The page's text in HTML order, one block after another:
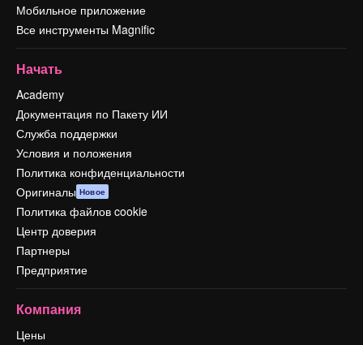
Мобильное приложение
Все инструменты Magnific
Начать
Academy
Документация по Пакету ИИ
Служба поддержки
Условия и положения
Политика конфиденциальности
Оригиналы Новое
Политика файлов cookie
Центр доверия
Партнеры
Предприятие
Компания
Цены